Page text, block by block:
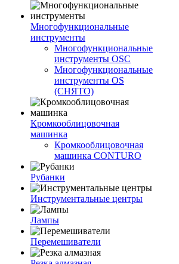
Многофункциональные
инструменты
Многофункциональные
инструменты OSC
Многофункциональные
инструменты OS
(СНЯТО)
Кромкооблицовочная
машинка
Кромкооблицовочная
машинка CONTURO
Рубанки
Инструментальные центры
Лампы
Перемешиватели